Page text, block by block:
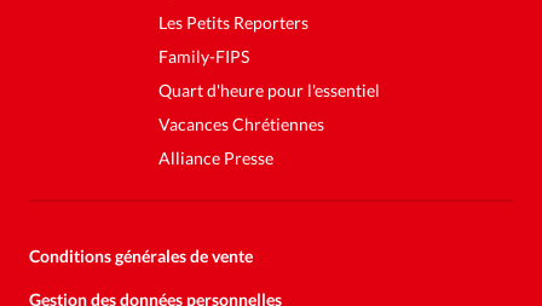
Les Petits Reporters
Family-FIPS
Quart d'heure pour l'essentiel
Vacances Chrétiennes
Alliance Presse
Conditions générales de vente
Gestion des données personnelles